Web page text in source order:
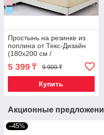
Простынь на резинке из
поплина от Текс-Дизайн
(180х200 см /
Фиолетовый)
5 399 ₸ 9 900 ₸
Купить
Акционные
–45%